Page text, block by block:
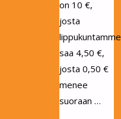
on 10 €,
josta
lippukuntamme
saa 4,50 €,
josta 0,50 €
menee
suoraan …